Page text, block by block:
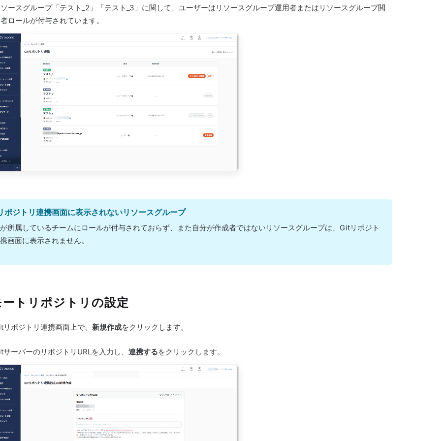
ースグループ「テスト_2」「テスト_3」に関して、ユーザーはリソースグループ運用者またはリソースグループ閲
ロールが付与されています。
ポジトリ連携画面に表示されないリソースグループ
所属しているチームにロールが付与されておらず、また自分が作成者ではないリソースグループは、Gitリポジト
画面に表示されません。
トリポジトリの設定
リポジトリ連携画面上で、 新規作成をクリックします。
サーバーのリポジトリURLを入力し、 連携するをクリックします。